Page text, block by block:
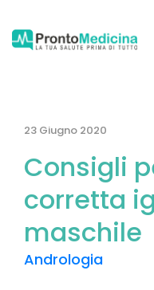
23 Giugno 2020
Consigli
corretta
maschile
Andrologia